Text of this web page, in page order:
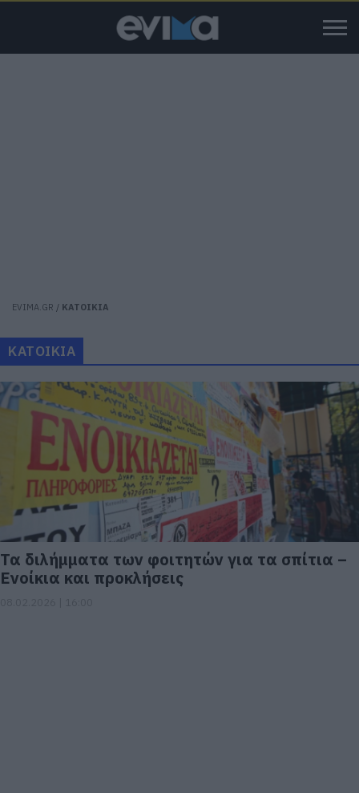
EVIMA.GR / ΚΑΤΟΙΚΙΑ
ΚΑΤΟΙΚΙΑ
Τα διλήμματα των φοιτητών για τα σπίτια –
Ενοίκια και προκλήσεις